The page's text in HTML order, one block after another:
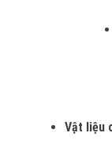
Vật liệu